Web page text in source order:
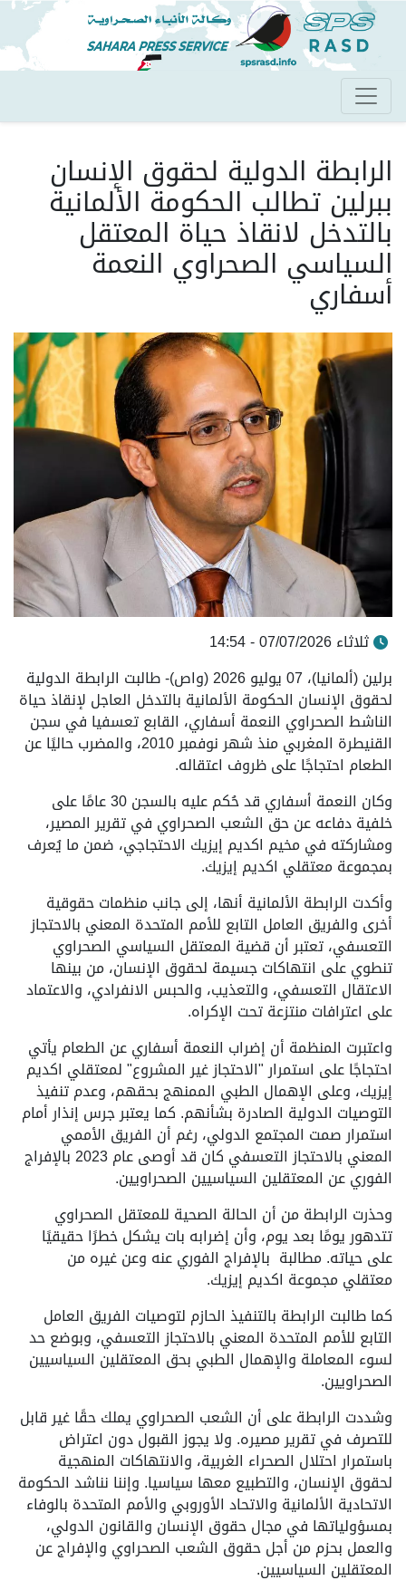
تجاوز
إلى
المحتوى
الرئيسي
الرابطة الدولية لحقوق الإنسان
ببرلين تطالب الحكومة الألمانية
بالتدخل لانقاذ حياة المعتقل
السياسي الصحراوي النعمة
أسفاري
ثلاثاء 07/07/2026 - 14:54
برلين (ألمانيا)، 07 يوليو 2026 (واص)- طالبت الرابطة الدولية
لحقوق الإنسان الحكومة الألمانية بالتدخل العاجل لإنقاذ حياة
الناشط الصحراوي النعمة أسفاري، القابع تعسفيا في سجن
القنيطرة المغربي منذ شهر نوفمبر 2010، والمضرب حاليًا عن
الطعام احتجاجًا على ظروف اعتقاله.
وكان النعمة أسفاري قد حُكم عليه بالسجن 30 عامًا على
خلفية دفاعه عن حق الشعب الصحراوي في تقرير المصير،
ومشاركته في مخيم اكديم إيزيك الاحتجاجي، ضمن ما يُعرف
بمجموعة معتقلي اكديم إيزيك.
وأكدت الرابطة الألمانية أنها، إلى جانب منظمات حقوقية
أخرى والفريق العامل التابع للأمم المتحدة المعني بالاحتجاز
التعسفي، تعتبر أن قضية المعتقل السياسي الصحراوي
تنطوي على انتهاكات جسيمة لحقوق الإنسان، من بينها
الاعتقال التعسفي، والتعذيب، والحبس الانفرادي، والاعتماد
على اعترافات منتزعة تحت الإكراه.
واعتبرت المنظمة أن إضراب النعمة أسفاري عن الطعام يأتي
احتجاجًا على استمرار "الاحتجاز غير المشروع" لمعتقلي اكديم
إيزيك، وعلى الإهمال الطبي الممنهج بحقهم، وعدم تنفيذ
التوصيات الدولية الصادرة بشأنهم. كما يعتبر جرس إنذار أمام
استمرار صمت المجتمع الدولي، رغم أن الفريق الأممي
المعني بالاحتجاز التعسفي كان قد أوصى عام 2023 بالإفراج
الفوري عن المعتقلين السياسيين الصحراويين.
وحذرت الرابطة من أن الحالة الصحية للمعتقل الصحراوي
تتدهور يومًا بعد يوم، وأن إضرابه بات يشكل خطرًا حقيقيًا
على حياته. مطالبة بالإفراج الفوري عنه وعن غيره من
معتقلي مجموعة اكديم إيزيك.
كما طالبت الرابطة بالتنفيذ الحازم لتوصيات الفريق العامل
التابع للأمم المتحدة المعني بالاحتجاز التعسفي، وبوضع حد
لسوء المعاملة والإهمال الطبي بحق المعتقلين السياسيين
الصحراويين.
وشددت الرابطة على أن الشعب الصحراوي يملك حقًا غير قابل
للتصرف في تقرير مصيره. ولا يجوز القبول دون اعتراض
باستمرار احتلال الصحراء الغربية، والانتهاكات المنهجية
لحقوق الإنسان، والتطبيع معها سياسيا. وإننا نناشد الحكومة
الاتحادية الألمانية والاتحاد الأوروبي والأمم المتحدة بالوفاء
بمسؤولياتها في مجال حقوق الإنسان والقانون الدولي،
والعمل بحزم من أجل حقوق الشعب الصحراوي والإفراج عن
المعتقلين السياسيين.